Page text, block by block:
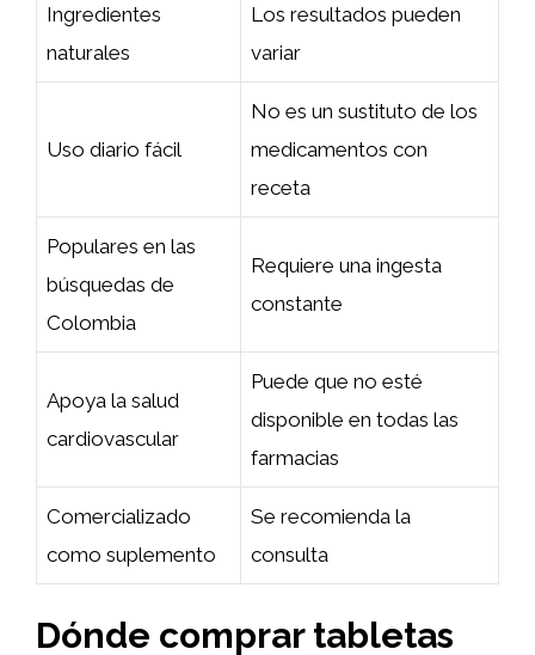
Ingredientes
naturales
Los resultados pueden
variar
Uso diario fácil
No es un sustituto de los
medicamentos con
receta
Populares en las
búsquedas de
Colombia
Requiere una ingesta
constante
Apoya la salud
cardiovascular
Puede que no esté
disponible en todas las
farmacias
Comercializado
como suplemento
Se recomienda la
consulta
Dónde comprar tabletas